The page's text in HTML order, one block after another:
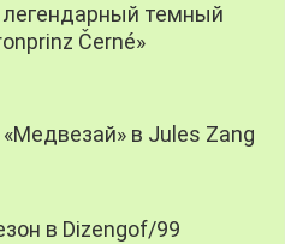
легендарный темный
Černé»
в Jules Zang
в Dizengof/99